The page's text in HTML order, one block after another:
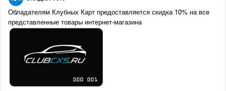
Обладателям Клубных Карт предоставляется скидка 10% на все
представленные товары интернет-магазина